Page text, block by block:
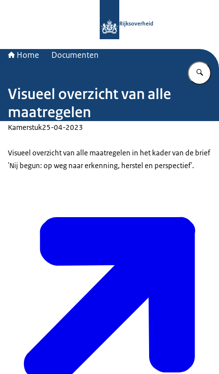
Rijksoverheid
Home Documenten
Visueel overzicht van alle
maatregelen
Kamerstuk25-04-2023
Visueel overzicht van alle maatregelen in het kader van de brief
'Nij begun: op weg naar erkenning, herstel en perspectief'.